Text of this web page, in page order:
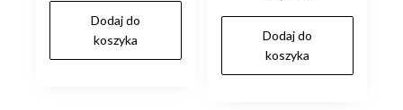
Dodaj do
koszyka
Dodaj do
koszyka